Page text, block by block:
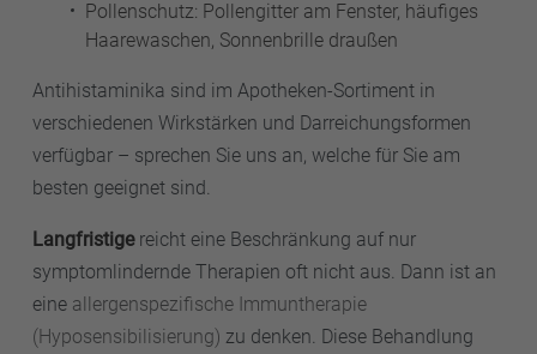
Pollenschutz: Pollengitter am Fenster, häufiges
Haarewaschen, Sonnenbrille draußen
Antihistaminika sind im Apotheken-Sortiment in
verschiedenen Wirkstärken und Darreichungsformen
verfügbar – sprechen Sie uns an, welche für Sie am
besten geeignet sind.
Langfristigereicht eine Beschränkung auf nur
symptomlindernde Therapien oft nicht aus. Dann ist an
eine allergenspezifische Immuntherapie
(Hyposensibilisierung) zu denken. Diese Behandlung